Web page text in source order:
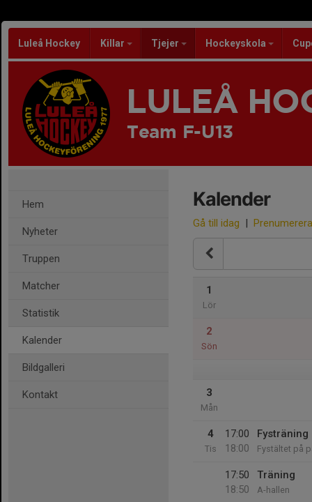
Luleå Hockey Killar Tjejer Hockeyskola
LULEÅ
Team F-U13
Hem
Nyheter
Truppen
Matcher
Statistik
Kalender
Bildgalleri
Kontakt
Kalender
Gå till idag | Prenumerera
1
Lör
2
Sön
3
Mån
4
Tis
17:00
18:00
Fysträning
Fystältet på
17:50
18:50
Träning
A-hallen